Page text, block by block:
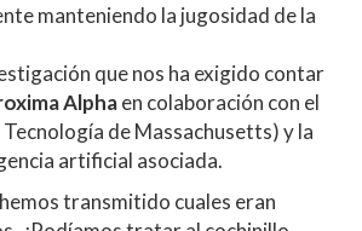
manteniendo la jugosidad de la
que nos ha exigido contar
Alphaen colaboración con el
de Massachusetts) y la
artificial asociada.
transmitido cuales eran